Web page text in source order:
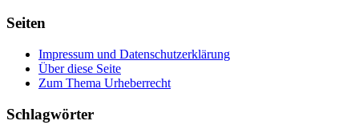
Seiten
Impressum und Datenschutzerklärung
Über diese Seite
Zum Thema Urheberrecht
Schlagwörter